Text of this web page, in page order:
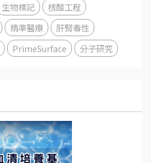
生物標記
核酸工程
精準醫療
肝腎毒性
PrimeSurface 分子研究